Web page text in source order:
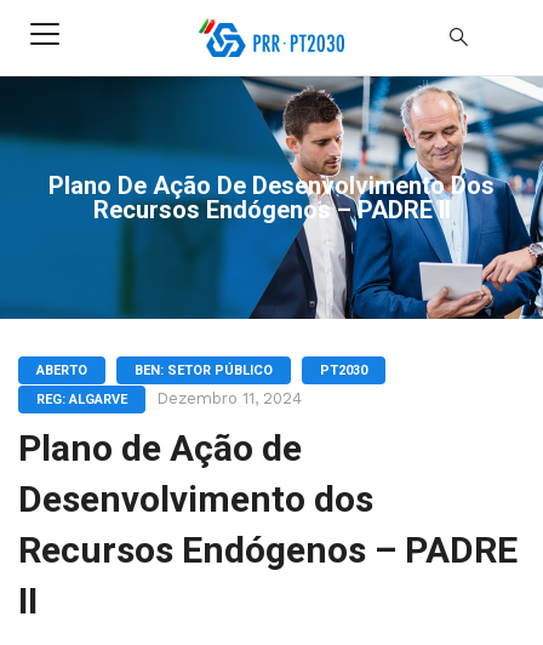
Plano De Ação De Desenvolvimento Dos
Recursos Endógenos – PADRE II
ABERTO BEN: SETOR PÚBLICO
PT2030
REG: ALGARVE
Dezembro 11, 2024
Plano de Ação de
Desenvolvimento dos
Recursos Endógenos – PADRE
II